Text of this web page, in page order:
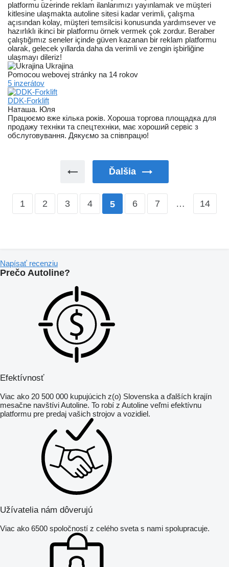
platformu üzerinde reklam ilanlarımızı yayınlamak ve müşteri
kitlesine ulaşmakta autoline sitesi kadar verimli, çalışma
açısından kolay, müşteri temsilcisi konusunda yardımsever ve
hazırlıklı ikinci bir platformu örnek vermek çok zordur. Beraber
çalıştığımız seneler içinde güven kazanan bir reklam platformu
olarak, gelecek yıllarda daha da verimli ve zengin işbirliğine
ulaşmayı dileriz!
Ukrajina
Pomocou webovej stránky na 14 rokov
5 inzerátov
DDK-Forklift
Наташа. Юля
Працюємо вже кілька років. Хороша торгова площадка для
продажу техніки та спецтехніки, має хороший сервіс з
обслуговування. Дякуємо за співпрацю!
Ďalšia
1 2 3 4 5 6 7 … 14
Napísať recenziu
Prečo Autoline?
Efektívnosť
Viac ako 20 500 000 kupujúcich z(o) Slovenska a ďalších krajín
mesačne navštívi Autoline. To robí z Autoline veľmi efektívnu
platformu pre predaj vašich strojov a vozidiel.
Užívatelia nám dôverujú
Viac ako 6500 spoločností z celého sveta s nami spolupracuje.